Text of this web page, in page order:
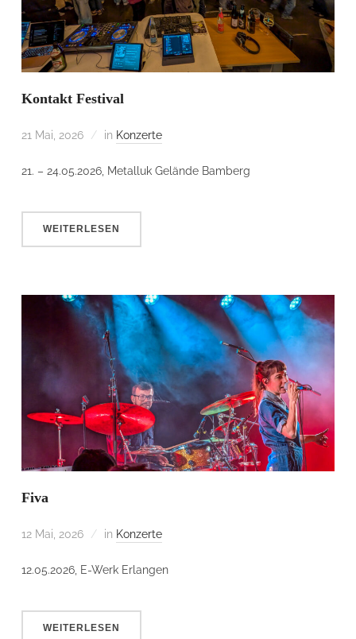
Kontakt Festival
21 Mai, 2026 in Konzerte
21. – 24.05.2026, Metalluk Gelände Bamberg
WEITERLESEN
Fiva
12 Mai, 2026 in Konzerte
12.05.2026, E-Werk Erlangen
WEITERLESEN